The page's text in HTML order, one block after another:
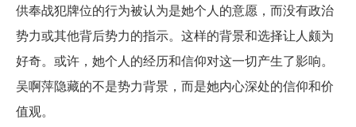
供奉战犯牌位的行为被认为是她个人的意愿，而没有政治
势力或其他背后势力的指示。这样的背景和选择让人颇为
好奇。或许，她个人的经历和信仰对这一切产生了影响。
吴啊萍隐藏的不是势力背景，而是她内心深处的信仰和价
值观。